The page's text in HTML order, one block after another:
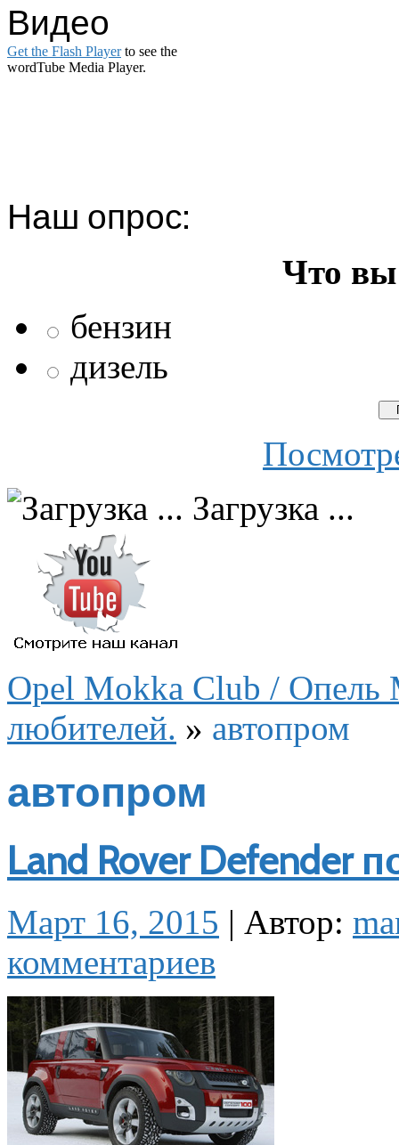
Видео
Get the Flash Playerto see the
wordTube Media Player.
Наш опрос:
Что вы
бензин
дизель
Загрузка ...
Opel Mokka Club / Опель
любителей. » автопром
автопром
Land Rover Defender
Март 16, 2015 | Автор:
комментариев